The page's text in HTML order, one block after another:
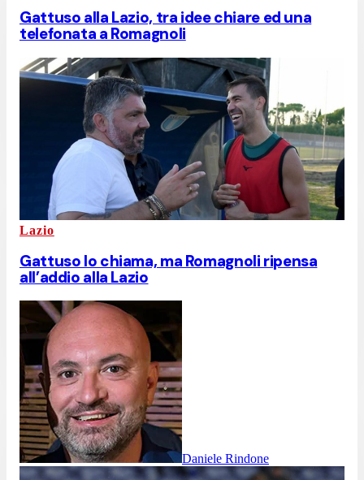
Gattuso alla Lazio, tra idee chiare ed una
telefonata a Romagnoli
Lazio
Gattuso lo chiama, ma Romagnoli ripensa
all’addio alla Lazio
Daniele Rindone